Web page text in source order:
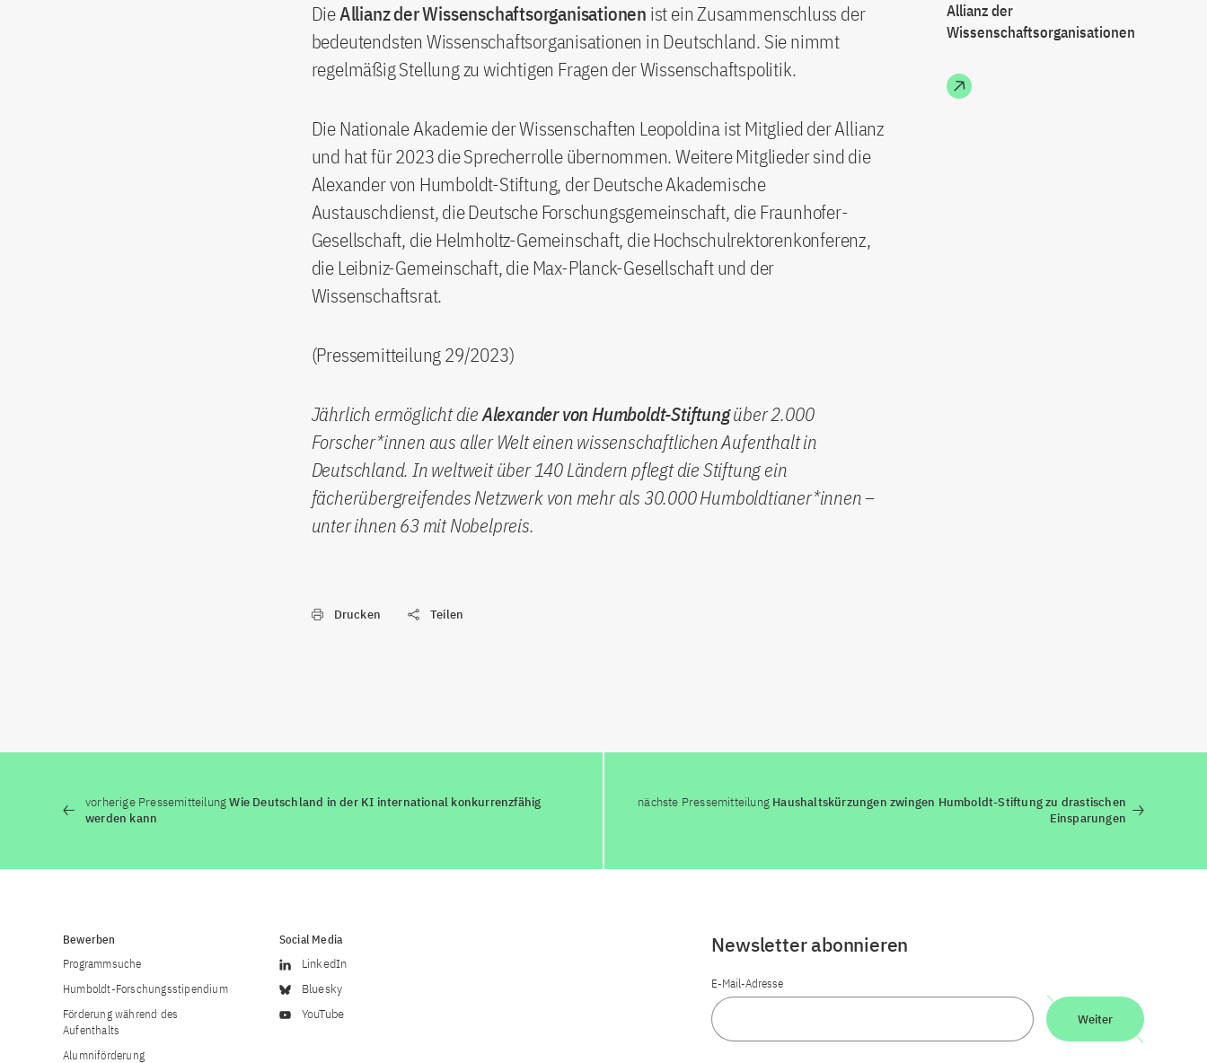
Allianz der
Wissenschaftsorganisationen
DieAllianz der Wissenschaftsorganisationen ist ein Zusammenschluss der
bedeutendsten Wissenschaftsorganisationen in Deutschland. Sie nimmt
regelmäßig Stellung zu wichtigen Fragen der Wissenschaftspolitik.
Die Nationale Akademie der Wissenschaften Leopoldina ist Mitglied der Allianz
und hat für 2023 die Sprecherrolle übernommen. Weitere Mitglieder sind die
Alexander von Humboldt-Stiftung, der Deutsche Akademische
Austauschdienst, die Deutsche Forschungsgemeinschaft, die Fraunhofer-
Gesellschaft, die Helmholtz-Gemeinschaft, die Hochschulrektorenkonferenz,
die Leibniz-Gemeinschaft, die Max-Planck-Gesellschaft und der
Wissenschaftsrat.
(Pressemitteilung 29/2023)
Jährlich ermöglicht dieAlexander von Humboldt-Stiftungüber 2.000
Forscher*innen aus aller Welt einen wissenschaftlichen Aufenthalt in
Deutschland. In weltweit über 140 Ländern pflegt die Stiftung ein
fächerübergreifendes Netzwerk von mehr als 30.000 Humboldtianer*innen –
unter ihnen 63 mit Nobelpreis.
Drucken Teilen
vorherige PressemitteilungWie Deutschland in der KI international konkurrenzfähig
werden kann
nächste Pressemitteilung Haushaltskürzungen zwingen Humboldt-Stiftung zu drastischen
Einsparungen
Bewerben
Programmsuche
Humboldt-Forschungsstipendium
Förderung während des
Aufenthalts
Alumniförderung
Social Media
LinkedIn
Bluesky
YouTube
Newsletter abonnieren
E-Mail-Adresse
Weiter